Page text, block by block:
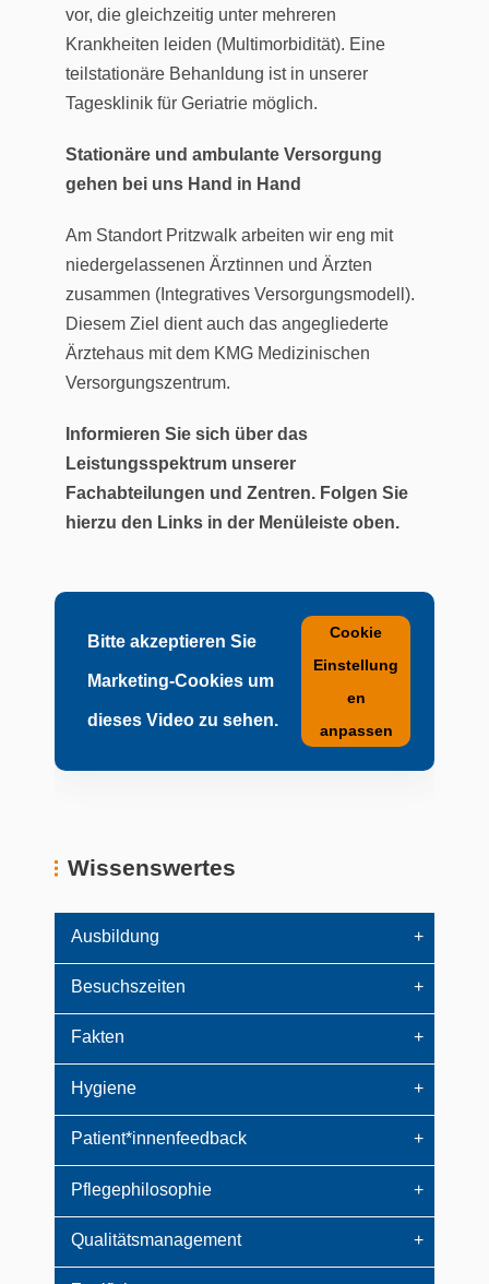
vor, die gleichzeitig unter mehreren
Krankheiten leiden (Multimorbidität). Eine
teilstationäre Behanldung ist in unserer
Tagesklinik für Geriatrie möglich.
Stationäre und ambulante Versorgung
gehen bei uns Hand in Hand
Am Standort Pritzwalk arbeiten wir eng mit
niedergelassenen Ärztinnen und Ärzten
zusammen (Integratives Versorgungsmodell).
Diesem Ziel dient auch das angegliederte
Ärztehaus mit dem KMG Medizinischen
Versorgungszentrum.
Informieren Sie sich über das
Leistungsspektrum unserer
Fachabteilungen und Zentren. Folgen Sie
hierzu den Links in der Menüleiste oben.
Bitte akzeptieren Sie
Marketing-Cookies um
dieses Video zu sehen.
Cookie
Einstellung
en
anpassen
Wissenswertes
Ausbildung
Besuchszeiten
Fakten
Hygiene
Patient*innenfeedback
Pflegephilosophie
Qualitätsmanagement